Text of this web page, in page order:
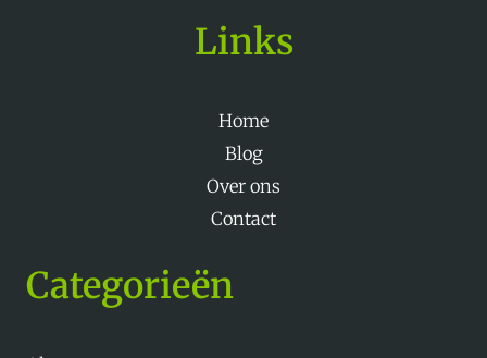
Links
Home
Blog
Over ons
Contact
Categorieën